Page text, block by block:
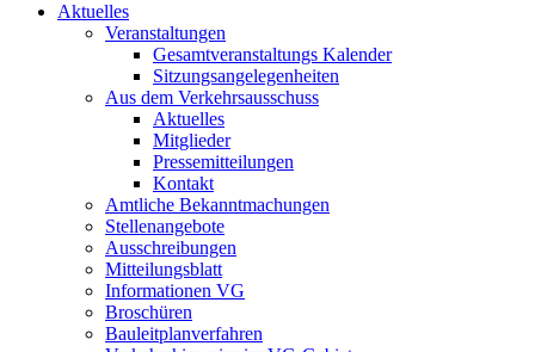
Aktuelles
Veranstaltungen
Gesamtveranstaltungs Kalender
Sitzungsangelegenheiten
Aus dem Verkehrsausschuss
Aktuelles
Mitglieder
Pressemitteilungen
Kontakt
Amtliche Bekanntmachungen
Stellenangebote
Ausschreibungen
Mitteilungsblatt
Informationen VG
Broschüren
Bauleitplanverfahren